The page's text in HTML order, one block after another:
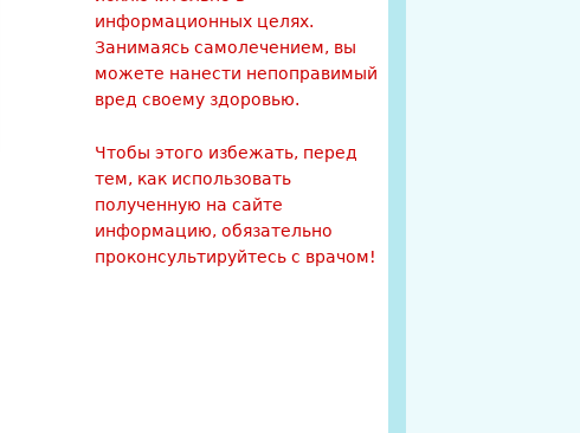
информационных целях.
Занимаясь самолечением, вы
можете нанести непоправимый
вред своему здоровью.
Чтобы этого избежать, перед
тем, как использовать
полученную на сайте
информацию, обязательно
проконсультируйтесь с врачом!